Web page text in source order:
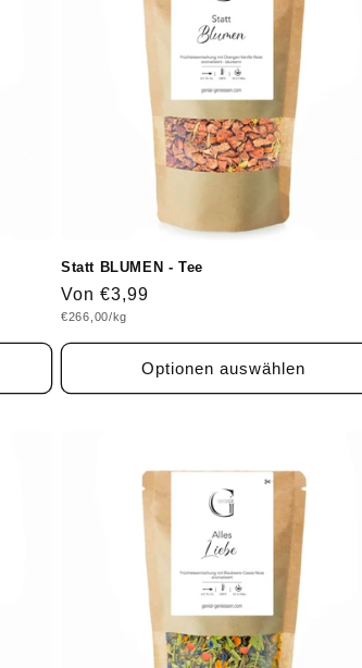
Statt BLUMEN - Tee
Normaler
Preis
Von €3,99
Grundpreis
€266,00/kg
Optionen auswählen